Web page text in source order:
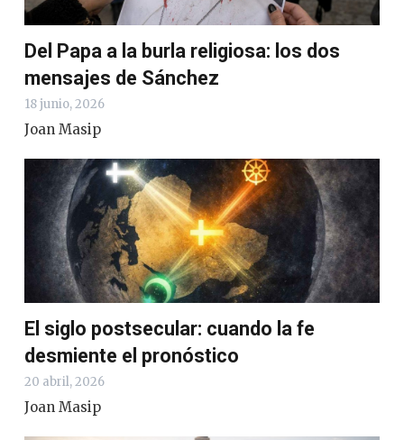
Del Papa a la burla religiosa: los dos
mensajes de Sánchez
18 junio, 2026
Joan Masip
El siglo postsecular: cuando la fe
desmiente el pronóstico
20 abril, 2026
Joan Masip